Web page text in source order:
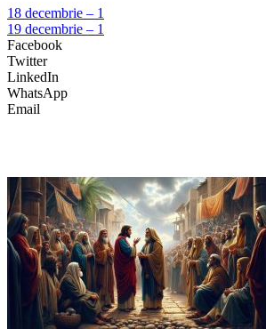
18 decembrie – 1
19 decembrie – 1
Facebook
Twitter
LinkedIn
WhatsApp
Email